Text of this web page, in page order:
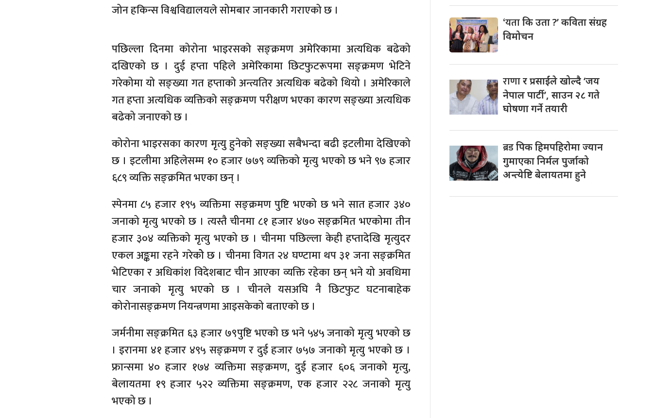
जोन हकिन्स विश्वविद्यालयले सोमबार जानकारी गराएको छ ।
पछिल्ला दिनमा कोरोना भाइरसको सङ्क्रमण अमेरिकामा अत्यधिक बढेको
दखिएको छ । दुई हप्ता पहिले अमेरिकामा छिटफुटरूपमा सङ्क्रमण भेटिने
गरेकोमा यो सङ्ख्या गत हप्ताको अन्त्यतिर अत्यधिक बढेको थियो । अमेरिकाले
गत हप्ता अत्यधिक व्यक्तिको सङ्क्रमण परीक्षण भएका कारण सङ्ख्या अत्यधिक
बढेको जनाएको छ ।
कोरोना भाइरसका कारण मृत्यु हुनेको सङ्ख्या सबैभन्दा बढी इटलीमा देखिएको
छ । इटलीमा अहिलेसम्म १० हजार ७७९ व्यक्तिको मृत्यु भएको छ भने ९७ हजार
६८९ व्यक्ति सङ्क्रमित भएका छन् ।
स्पेनमा ८५ हजार १९५ व्यक्तिमा सङ्क्रमण पुष्टि भएको छ भने सात हजार ३४०
जनाको मृत्यु भएको छ । त्यस्तै चीनमा ८१ हजार ४७० सङ्क्रमित भएकोमा तीन
हजार ३०४ व्यक्तिको मृत्यु भएको छ । चीनमा पछिल्ला केही हप्तादेखि मृत्युदर
एकल अङ्कमा रहने गरेकोे छ । चीनमा विगत २४ घण्टामा थप ३१ जना सङ्क्रमित
भेटिएका र अधिकांश विदेशबाट चीन आएका व्यक्ति रहेका छन् भने यो अवधिमा
चार जनाको मृत्यु भएको छ । चीनले यसअघि नै छिटफुट घटनाबाहेक
कोरोनासङ्क्रमण नियन्त्रणमा आइसकेको बताएको छ ।
जर्मनीमा सङ्क्रमित ६३ हजार ७९पुष्टि भएको छ भने ५४५ जनाको मृत्यु भएको छ
। इरानमा ४१ हजार ४९५ सङ्क्रमण र दुई हजार ७५७ जनाको मृत्यु भएको छ ।
फ्रान्समा ४० हजार १७४ व्यक्तिमा सङ्क्रमण, दुई हजार ६०६ जनाको मृत्यु,
बेलायतमा १९ हजार ५२२ व्यक्तिमा सङ्क्रमण, एक हजार २२८ जनाको मृत्यु
भएको छ ।
‘यताकि उता ?’ कविता संग्रह
विमोचन
राणार प्रसाईंले खोल्दै ‘जय
नेपाल पार्टी’, साउन २८ गते
घोषणा गर्ने तयारी
ब्रडपिक हिमपहिरोमा ज्यान
गुमाएका निर्मल पुर्जाको
अन्त्येष्टि बेलायतमा हुने